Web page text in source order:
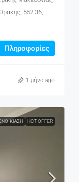
552 36,
Πληροφορίες
1 μήνα ago
HOT OFFER